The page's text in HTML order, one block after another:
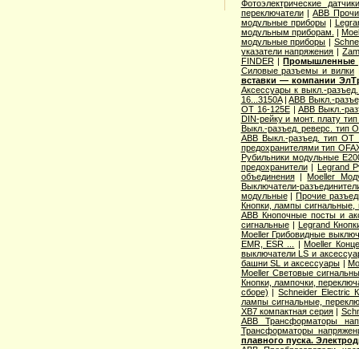
Фотоэлектрические датчики
переключатели|ABB
модульные приборы|
модульным приборам.
|
модульные приборы |
указатели напряжения |
FINDER|Промышленные
Cиловые разъемы и вилки
вставки — компании
Аксессуары к выкл.-
16...3150A|ABB Выкл.-
OT 16-125E| ABB Выкл.-
DIN-рейку и монт. плату
Выкл.-разъед. реверс. тип
ABB Выкл.-разъед. тип OT
предохранителями тип
Рубильники модульные
предохранители| Legrand
объединения|Moeller
Выключатели-
модульные|Прочие
Кнопки, лампы сигнальные,
ABB Кнопочные посты и
сигнальные| Legrand
Moeller Грибовидные
EMR, ESR ...
|Moeller
выключатели LS и
башни SL и аксессуары |
Moeller Световые
Кнопки, лампочки,
сборе) |Schneider Electric
лампы сигнальные,
XB7 компактная серия |
ABB Трансформаторы
Трансформаторы
плавного пуска.